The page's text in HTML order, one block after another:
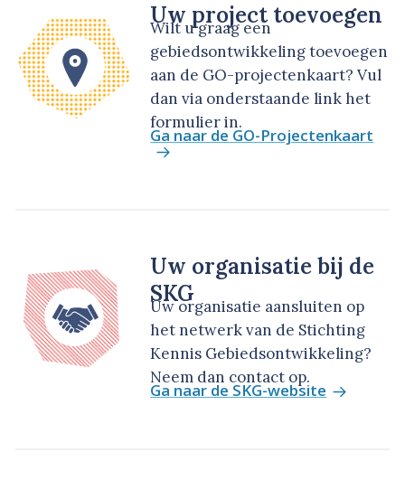
Uw project toevoegen
Wilt u graag een
gebiedsontwikkeling toevoegen
aan de GO-projectenkaart? Vul
dan via onderstaande link het
formulier in.
Ga naar de GO-Projectenkaart
Uw organisatie bij de
SKG
Uw organisatie aansluiten op
het netwerk van de Stichting
Kennis Gebiedsontwikkeling?
Neem dan contact op.
Ga naar de SKG-website